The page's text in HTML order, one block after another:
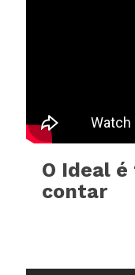
O Ideal
contar